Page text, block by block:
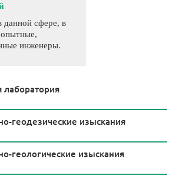
сфере, в
опытные,
инженеры.
лаборатория
геодезические изыскания
геологические изыскания